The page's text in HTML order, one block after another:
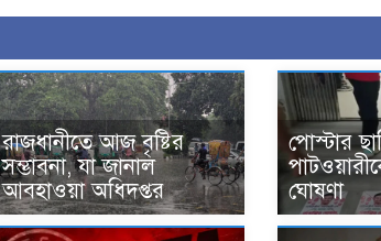
রাজধানীতে আজ বৃষ্টির
সম্ভাবনা, যা জানাল
আবহাওয়া অধিদপ্তর
পোস্টার
ঘোষণা